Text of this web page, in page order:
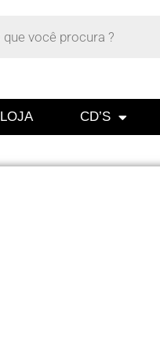
LOJA CD’S